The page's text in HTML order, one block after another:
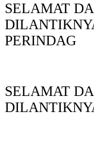
SELAMAT
PERINDAG
SELAMAT